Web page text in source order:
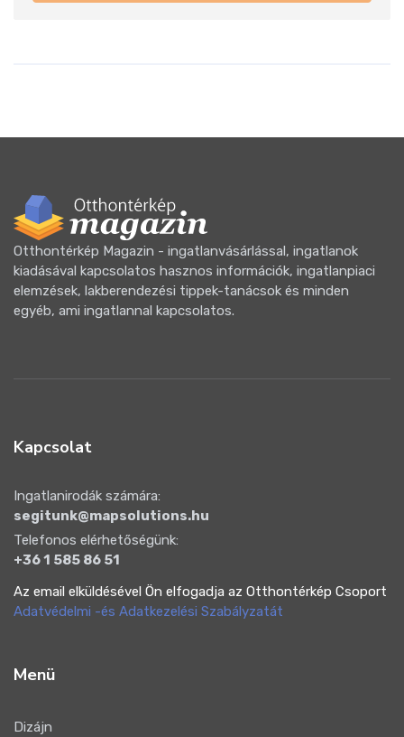
Otthontérkép Magazin - ingatlanvásárlással, ingatlanok
kiadásával kapcsolatos hasznos információk, ingatlanpiaci
elemzések, lakberendezési tippek-tanácsok és minden
egyéb, ami ingatlannal kapcsolatos.
Kapcsolat
Ingatlanirodák számára:
segitunk@mapsolutions.hu
Telefonos elérhetőségünk:
+36 1 585 86 51
Az email elküldésével Ön elfogadja az Otthontérkép Csoport
Adatvédelmi -és Adatkezelési Szabályzatát
Menü
Dizájn